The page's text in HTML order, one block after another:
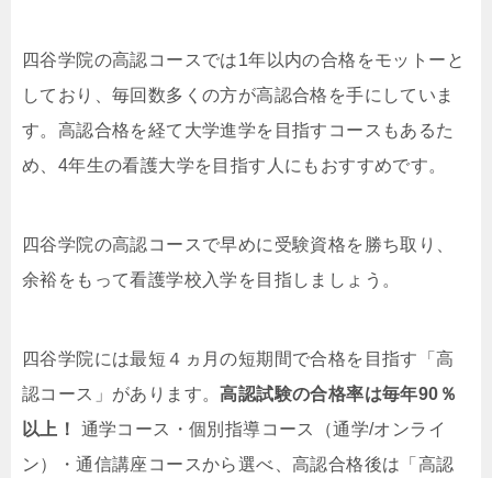
四谷学院の高認コースでは1年以内の合格をモットーと
しており、毎回数多くの方が高認合格を手にしていま
す。高認合格を経て大学進学を目指すコースもあるた
め、4年生の看護大学を目指す人にもおすすめです。
四谷学院の高認コースで早めに受験資格を勝ち取り、
余裕をもって看護学校入学を目指しましょう。
四谷学院には最短４ヵ月の短期間で合格を目指す「高
認コース」があります。高認試験の合格率は毎年90％
以上！
通学コース・個別指導コース（通学/オンライ
ン）・通信講座コースから選べ、高認合格後は「高認